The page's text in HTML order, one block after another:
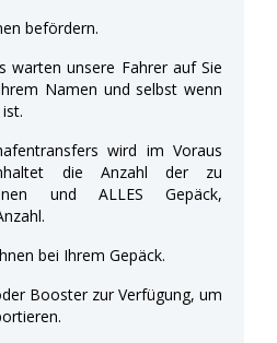
befördern.
warten unsere Fahrer auf Sie
Namen und selbst wenn
wird im Voraus
die Anzahl der zu
und ALLES Gepäck,
bei Ihrem Gepäck.
Booster zur Verfügung, um